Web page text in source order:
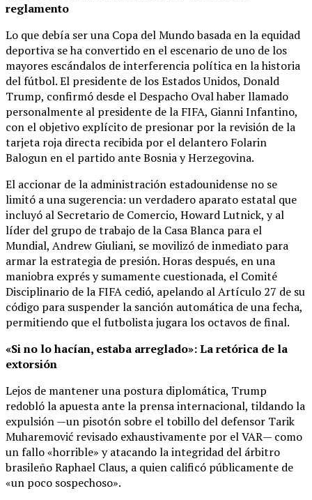
reglamento
Lo que debía ser una Copa del Mundo basada en la equidad
deportiva se ha convertido en el escenario de uno de los
mayores escándalos de interferencia política en la historia
del fútbol. El presidente de los Estados Unidos, Donald
Trump, confirmó desde el Despacho Oval haber llamado
personalmente al presidente de la FIFA, Gianni Infantino,
con el objetivo explícito de presionar por la revisión de la
tarjeta roja directa recibida por el delantero Folarin
Balogun en el partido ante Bosnia y Herzegovina.
El accionar de la administración estadounidense no se
limitó a una sugerencia: un verdadero aparato estatal que
incluyó al Secretario de Comercio, Howard Lutnick, y al
líder del grupo de trabajo de la Casa Blanca para el
Mundial, Andrew Giuliani, se movilizó de inmediato para
armar la estrategia de presión. Horas después, en una
maniobra exprés y sumamente cuestionada, el Comité
Disciplinario de la FIFA cedió, apelando al Artículo 27 de su
código para suspender la sanción automática de una fecha,
permitiendo que el futbolista jugara los octavos de final.
«Si no lo hacían, estaba arreglado»: La retórica de la
extorsión
Lejos de mantener una postura diplomática, Trump
redobló la apuesta ante la prensa internacional, tildando la
expulsión —un pisotón sobre el tobillo del defensor Tarik
Muharemović revisado exhaustivamente por el VAR— como
un fallo «horrible» y atacando la integridad del árbitro
brasileño Raphael Claus, a quien calificó públicamente de
«un poco sospechoso».